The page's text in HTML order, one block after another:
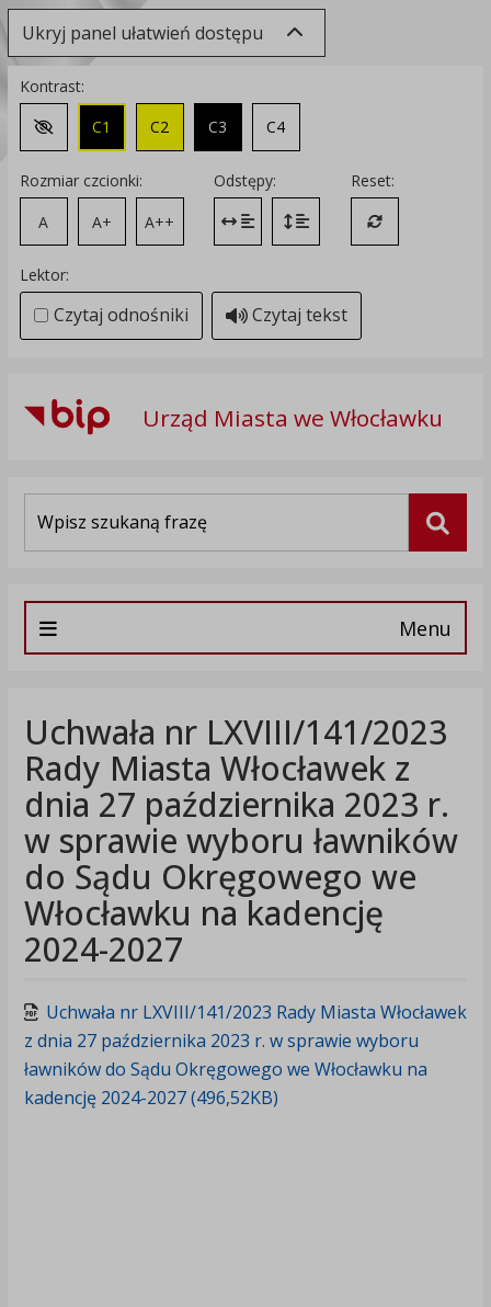
Ukryj panel ułatwień dostępu
Kontrast:
Zmień kontrast na domyślny
C1 C2 C3 C4
Rozmiar czcionki:
A
A+ A++
Odstępy:
Zmień odstęp między literami
Zmień interlinię i margines
Reset:
Przywróć
Lektor:
Czytaj odnośniki Czytaj tekst
Urząd Miasta we Włocławku
Menu
Uchwała nr LXVIII/141/2023
Rady Miasta Włocławek z
dnia 27 października 2023 r.
w sprawie wyboru ławników
do Sądu Okręgowego we
Włocławku na kadencję
2024-2027
Uchwała nr LXVIII/141/2023 Rady Miasta Włocławek
z dnia 27 października 2023 r. w sprawie wyboru
ławników do Sądu Okręgowego we Włocławku na
kadencję 2024-2027 (496,52KB)